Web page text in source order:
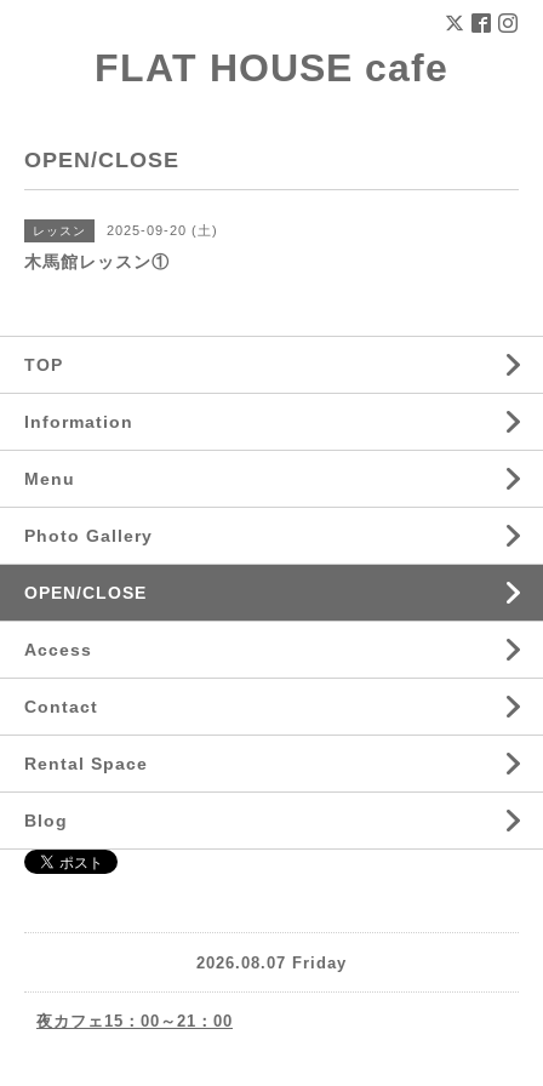
FLAT HOUSE cafe
OPEN/CLOSE
レッスン 2025-09-20 (土)
木馬館レッスン①
TOP
Information
Menu
Photo Gallery
OPEN/CLOSE
Access
Contact
Rental Space
Blog
2026.08.07 Friday
夜カフェ15：00～21：00